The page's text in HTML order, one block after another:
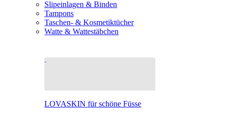
Slipeinlagen & Binden
Tampons
Taschen- & Kosmetiktücher
Watte & Wattestäbchen
LOVASKIN für schöne Füsse